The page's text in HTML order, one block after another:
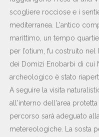
scogliere rocciose e i
mediterranea. L'antico
marittimo, un tempo
per l’otium, fu costruito
dei Domizi Enobarbi di cui
archeologico è stato
A seguire la visita
all'interno dell'area protetta
percorso sarà adeguato
metereologiche. La sosta